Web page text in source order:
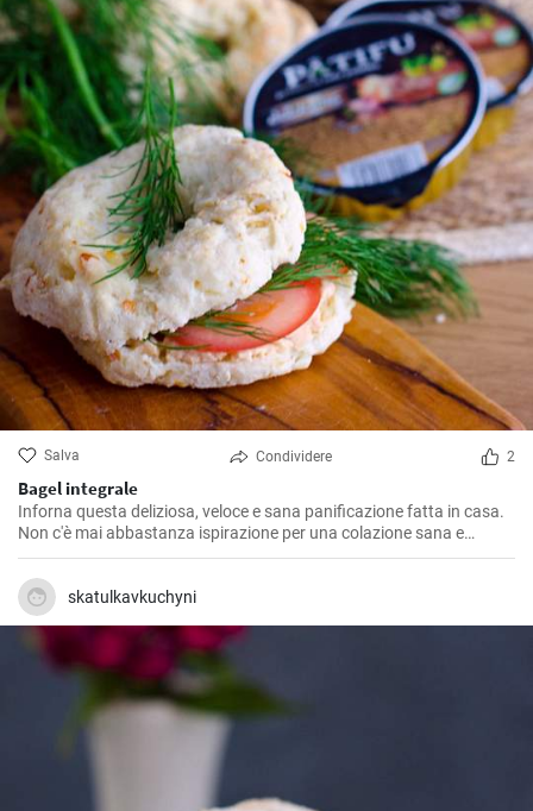
Salva Condividere 2
Bagel integrale
Inforna questa deliziosa, veloce e sana panificazione fatta in casa.
Non c'è mai abbastanza ispirazione per una colazione sana e
gustosa.
skatulkavkuchyni